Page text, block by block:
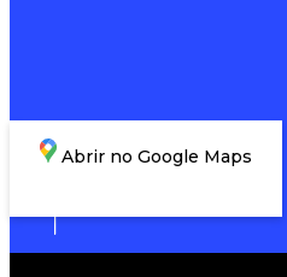
Abrir no Google Maps